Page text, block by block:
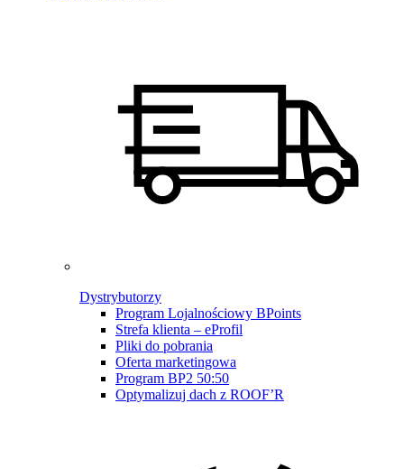
Dystrybutorzy
Program Lojalnościowy BPoints
Strefa klienta – eProfil
Pliki do pobrania
Oferta marketingowa
Program BP2 50:50
Optymalizuj dach z ROOF’R